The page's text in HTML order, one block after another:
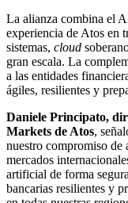
La alianza combina el
experiencia de Atos en
sistemas, cloud
gran escala. La
a las entidades
ágiles, resilientes y
Daniele Principato,
Markets de Atos,
nuestro compromiso de
mercados
artificial de forma
bancarias resilientes y